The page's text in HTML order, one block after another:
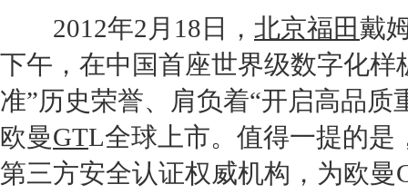
2012年2月18日， 北京福田戴
下午，在中国首座世界级数字化
准”历史荣誉、肩负着“开启高品
欧曼GTL全球上市。值得一提的是
第三方安全认证权威机构，为欧曼